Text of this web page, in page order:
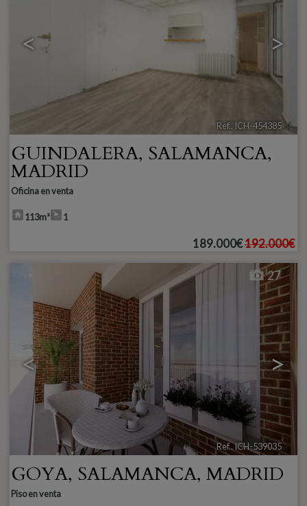
< >
Ref.. ICH-454385🔗
GUINDALERA, SALAMANCA,
MADRID
Oficina en venta
113m² 1
189.000€192.000€
< >
27
Ref.. ICH-539035🔗
GOYA, SALAMANCA, MADRID
Piso en venta